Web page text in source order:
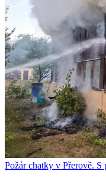
Požár chatky v Přerově.